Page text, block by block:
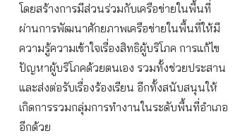
โดยสร้างการมีส่วนร่วมกับเครือข่ายในพื้นที่
ผ่านการพัฒนาศักยภาพเครือข่ายในพื้นที่ให้มี
ความรู้ความเข้าใจเรื่องสิทธิผู้บริโภค การแก้ไข
ปัญหาผู้บริโภคด้วยตนเอง รวมทั้งช่วยประสาน
และส่งต่อรับเรื่องร้องเรียน อีกทั้งสนับสนุนให้
เกิดการรวมกลุ่มการทำงานในระดับพื้นที่อำเภอ
อีกด้วย